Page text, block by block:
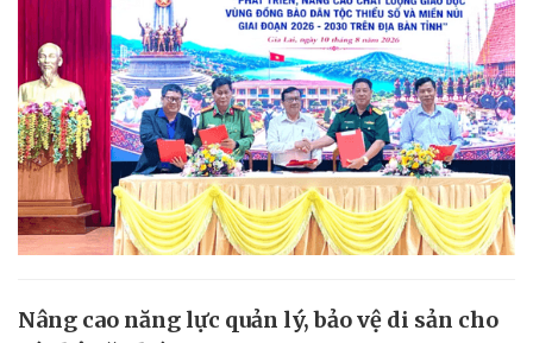
Nâng cao năng lực quản lý, bảo vệ di sản cho